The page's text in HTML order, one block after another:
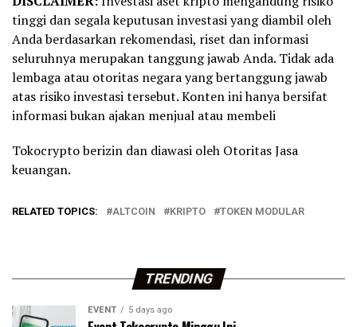
tinggi dan segala keputusan investasi yang diambil oleh
Anda berdasarkan rekomendasi, riset dan informasi
seluruhnya merupakan tanggung jawab Anda. Tidak ada
lembaga atau otoritas negara yang bertanggung jawab
atas risiko investasi tersebut. Konten ini hanya bersifat
informasi bukan ajakan menjual atau membeli
Tokocrypto berizin dan diawasi oleh Otoritas Jasa
keuangan.
RELATED TOPICS: ALTCOIN KRIPTO TOKEN MODULAR
TRENDING
EVENT 5 days ago